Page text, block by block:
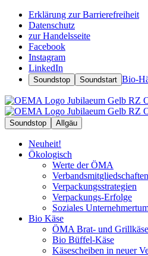
Erklärung zur Barrierefreiheit
Datenschutz
zur Handelsseite
Facebook
Instagram
LinkedIn
Soundstop Soundstart Bio-
Soundstop Allgäu
Neuheit!
Ökologisch
Werte der ÖMA
Verpackungsstrategien
Verpackungs-Erfolge
Soziales
Bio Käse
ÖMA Brat- und Grillkäse
Bio Büffel-Käse
Käsescheiben in neuer